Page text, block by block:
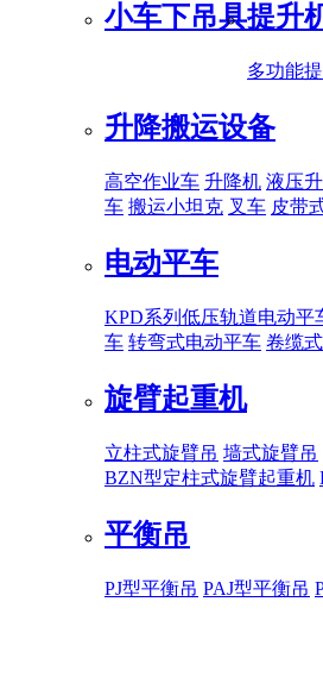
小车下吊具提升
多功能
升降搬运设备
高空作业车 升降机 液压
车 搬运小坦克 叉车 皮带
电动平车
KPD系列低压轨道电动平
车 转弯式电动平车 卷缆
旋臂起重机
立柱式旋臂吊 墙式旋臂吊
BZN型定柱式旋臂起重机
平衡吊
PJ型平衡吊 PAJ型平衡吊